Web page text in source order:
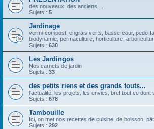
des nouveaux, des anciens....
Sujets : 5
Jardinage
vermi-compost, engrais verts, basse-cour, pedo-
biodynamie, permaculture, horticulture,
Sujets : 630
Les Jardingos
Nos carnets de jardin
Sujets : 33
des petits riens et des grands touts...
l'actualité, les projets, les envies, bref tout ce dont
Sujets : 678
Tambouille
Ici, on met nos recettes de cuisine, de boisson,
Sujets : 292